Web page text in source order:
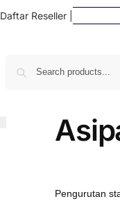
Daftar Reseller